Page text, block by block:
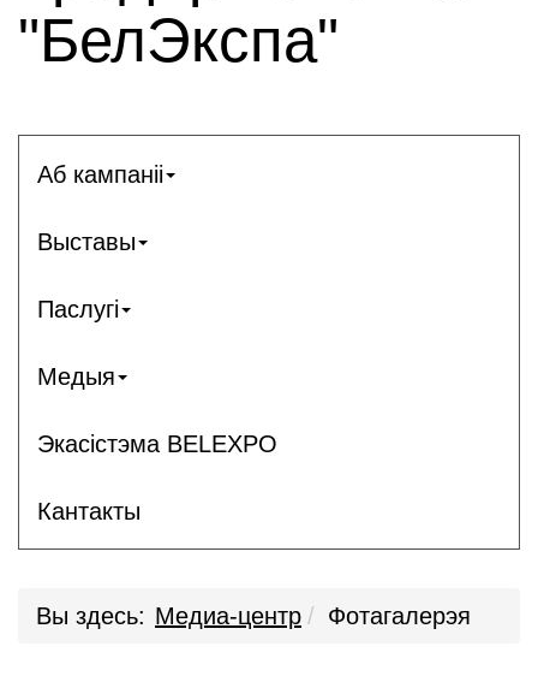
"БелЭкспа"
Аб кампаніі
Выставы
Паслугі
Медыя
Экасістэма BELEXPO
Кантакты
Вы здесь: Медиа-центр Фотагалерэя